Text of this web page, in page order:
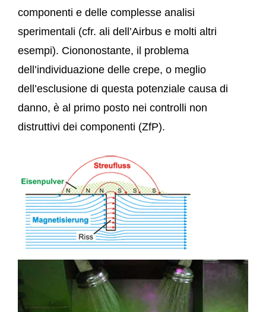
componenti e delle complesse analisi
sperimentali (cfr. ali dell’Airbus e molti altri
esempi). Ciononostante, il problema
dell’individuazione delle crepe, o meglio
dell’esclusione di questa potenziale causa di
danno, è al primo posto nei controlli non
distruttivi dei componenti (ZfP).